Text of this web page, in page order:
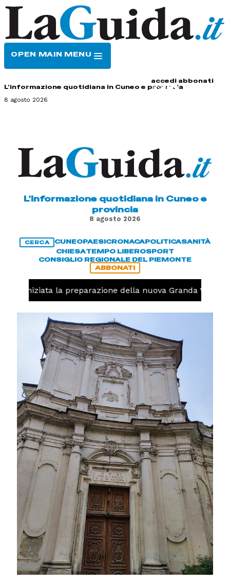
OPEN MAIN MENU
accedi abbonati
L'informazione quotidiana in Cuneo e provincia
8 agosto 2026
L'informazione quotidiana in Cuneo e
provincia
8 agosto 2026
CERCA CUNEOPAESICRONACAPOLITICASANITÀ
CHIESATEMPO LIBEROSPORT
CONSIGLIO REGIONALE DEL PIEMONTE
ABBONATI
iniziata la preparazione della nuova Granda Volley